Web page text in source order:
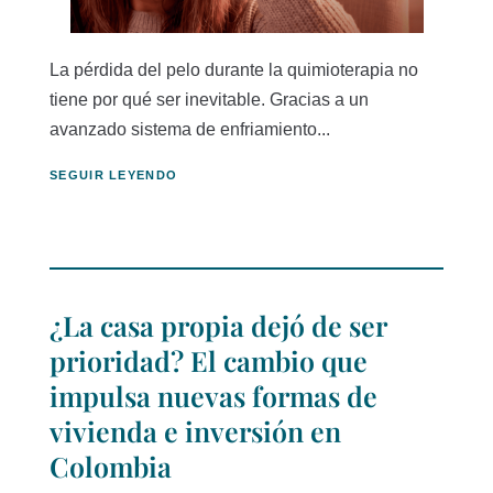
La pérdida del pelo durante la quimioterapia no
tiene por qué ser inevitable. Gracias a un
avanzado sistema de enfriamiento...
SEGUIR LEYENDO
¿La casa propia dejó de ser
prioridad? El cambio que
impulsa nuevas formas de
vivienda e inversión en
Colombia